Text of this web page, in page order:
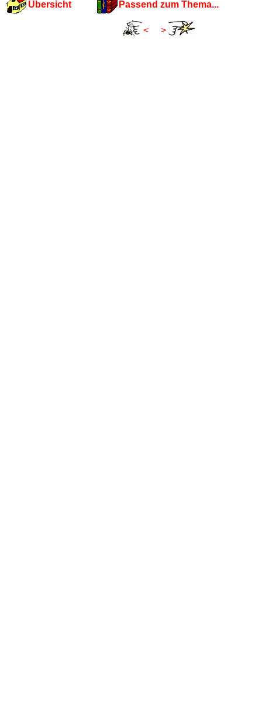
Übersicht Passend zum Thema...
< >